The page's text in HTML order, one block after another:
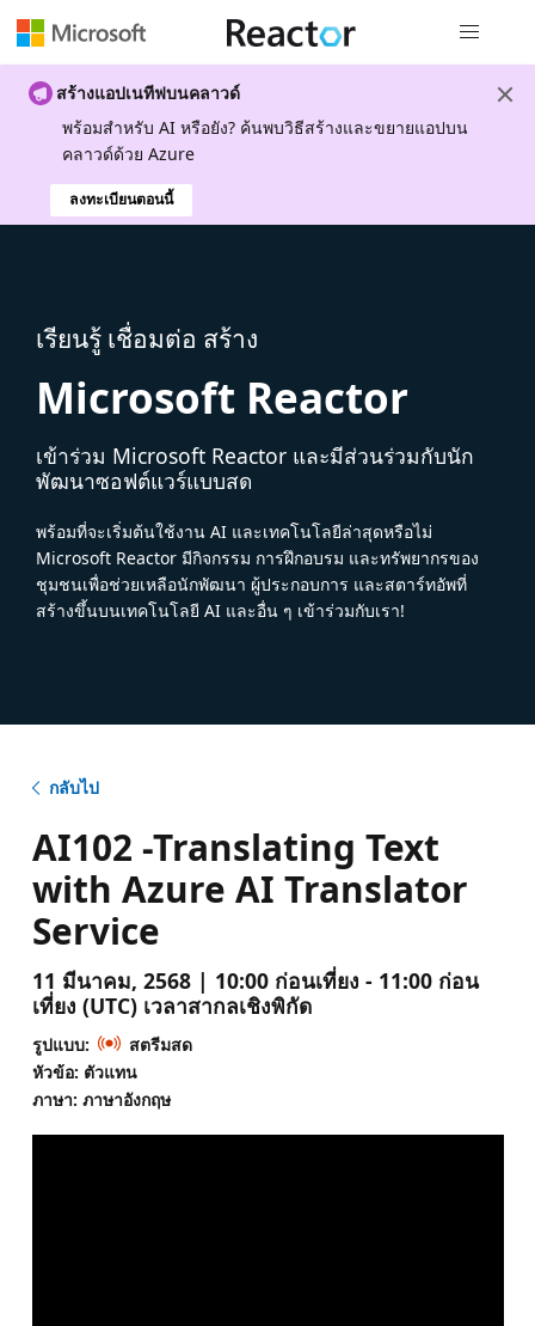
สร้างแอปเนทีฟบนคลาวด์
พร้อมสําหรับ AI หรือยัง? ค้นพบวิธีสร้างและขยายแอปบน
คลาวด์ด้วย Azure
ลงทะเบียนตอนนี้
เรียนรู้ เชื่อมต่อ สร้าง
Microsoft Reactor
เข้าร่วม Microsoft Reactor และมีส่วนร่วมกับนัก
พัฒนาซอฟต์แวร์แบบสด
พร้อมที่จะเริ่มต้นใช้งาน AI และเทคโนโลยีล่าสุดหรือไม่
Microsoft Reactor มีกิจกรรม การฝึกอบรม และทรัพยากรของ
ชุมชนเพื่อช่วยเหลือนักพัฒนา ผู้ประกอบการ และสตาร์ทอัพที่
สร้างขึ้นบนเทคโนโลยี AI และอื่น ๆ เข้าร่วมกับเรา!
กลับไป
AI102 -Translating Text
with Azure AI Translator
Service
11 มีนาคม, 2568 | 10:00 ก่อนเที่ยง - 11:00 ก่อน
เที่ยง (UTC) เวลาสากลเชิงพิกัด
รูปแบบ:
สตรีมสด
หัวข้อ: ตัวแทน
ภาษา: ภาษาอังกฤษ